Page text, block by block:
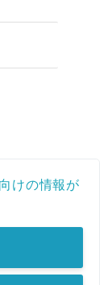
けの情報が